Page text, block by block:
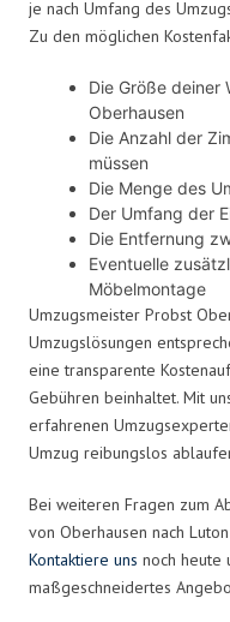
je nach Umfang des
Zu den möglichen
Die Größe deiner
Oberhausen
Die Anzahl der
müssen
Die Menge des
Der Umfang der
Die Entfernung
Eventuelle
Möbelmontage
Umzugsmeister Probst
Umzugslösungen
eine transparente
Gebühren beinhaltet. Mit
erfahrenen
Umzug reibungslos
Bei weiteren Fragen zum
von Oberhausen nach
Kontaktiere uns noch heute
maßgeschneidertes